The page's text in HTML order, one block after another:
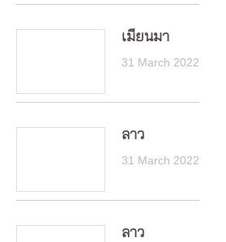
เมียนมา
31 March 2022
ลาว
31 March 2022
ลาว